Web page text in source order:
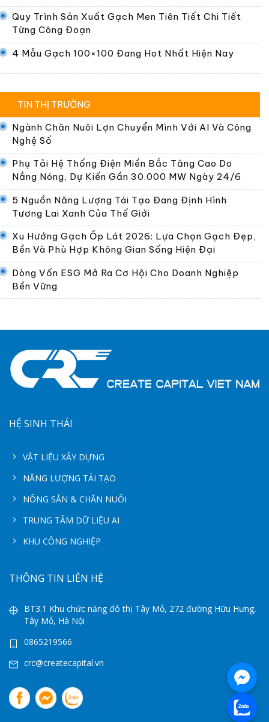
TẠI VIỆT NAM
Quy Trình Sản Xuất Gạch Men Tiên Tiết Chi Tiết
Từng Công Đoạn
4 Mẫu Gạch 100×100 Đang Hot Nhất Hiện Nay
TIN THỊ TRƯỜNG
Ngành Chăn Nuôi Lợn Chuyển Mình Với AI Và Công
Nghệ Số
Phụ Tải Hệ Thống Điện Miền Bắc Tăng Cao Do
Nắng Nóng, Dự Kiến Gần 30.000 MW Ngày 24/6
5 Nguồn Năng Lượng Tái Tạo Đang Định Hình
Tương Lai Xanh Của Thế Giới
Xu Hướng Gạch Ốp Lát 2026: Lựa Chọn Gạch Đẹp,
Bền Và Phù Hợp Không Gian Sống Hiện Đại
Dòng Vốn ESG Mở Ra Cơ Hội Cho Doanh Nghiệp
Bền Vững
HỆ SINH THÁI
VẬT LIỆU XÂY DỰNG
NĂNG LƯỢNG TÁI TẠO
NÔNG SẢN & CHĂN NUÔI
TRUNG TÂM DỮ LIỆU AI
KHU CÔNG NGHIỆP
THÔNG TIN LIÊN HỆ
BT3.1 Khu chức năng đô thị Tây Mỗ, 272 đường Hữu Hưng,
Tây Mỗ, Hà Nội
0865219566
crc@createcapital.vn